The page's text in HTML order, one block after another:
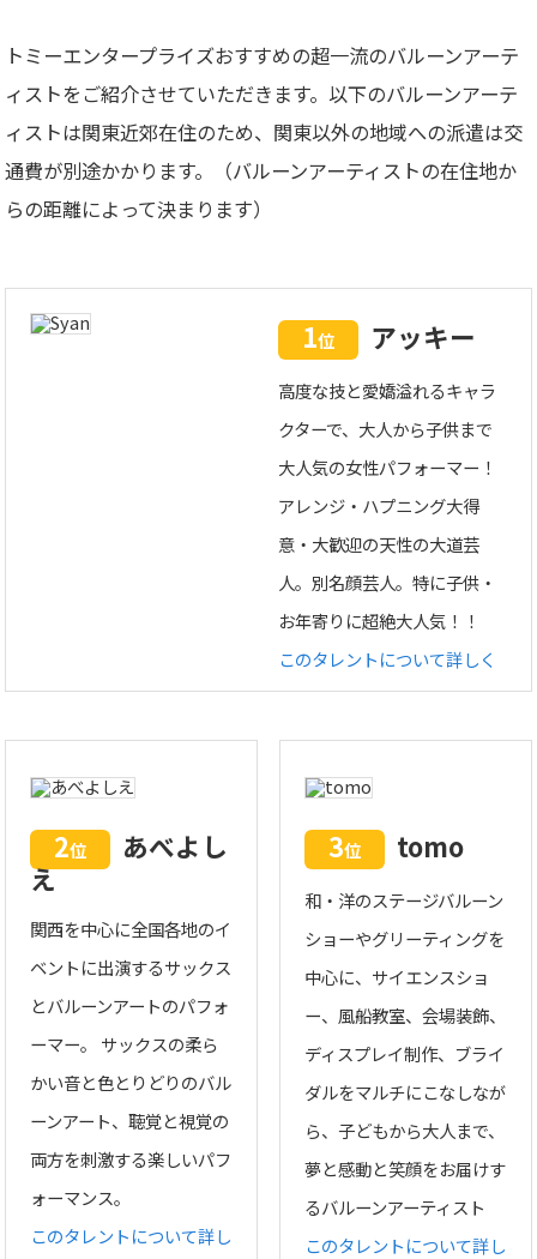
トミーエンタープライズおすすめの超一流のバルーンアーテ
ィストをご紹介させていただきます。以下のバルーンアーテ
ィストは関東近郊在住のため、関東以外の地域への派遣は交
通費が別途かかります。（バルーンアーティストの在住地か
らの距離によって決まります）
1位 アッキー
高度な技と愛嬌溢れるキャラ
クターで、大人から子供まで
大人気の女性パフォーマー！
アレンジ・ハプニング大得
意・大歓迎の天性の大道芸
人。別名顔芸人。特に子供・
お年寄りに超絶大人気！！
このタレントについて詳しく
2位
あべよし
え
関西を中心に全国各地のイ
ベントに出演するサックス
とバルーンアートのパフォ
ーマー。 サックスの柔ら
かい音と色とりどりのバル
ーンアート、聴覚と視覚の
両方を刺激する楽しいパフ
ォーマンス。
このタレントについて詳し
3位 tomo
和・洋のステージバルーン
ショーやグリーティングを
中心に、サイエンスショ
ー、風船教室、会場装飾、
ディスプレイ制作、ブライ
ダルをマルチにこなしなが
ら、子どもから大人まで、
夢と感動と笑顔をお届けす
るバルーンアーティスト
このタレントについて詳し